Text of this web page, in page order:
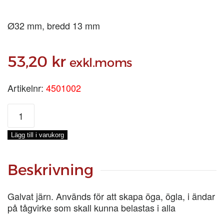
Ø32 mm, bredd 13 mm
53,20 kr exkl.moms
Artikelnr: 4501002
RUNDKAUS
mm
mängd
Lägg till i varukorg
Beskrivning
Galvat järn. Används för att skapa öga, ögla, i ändar
på tågvirke som skall kunna belastas i alla